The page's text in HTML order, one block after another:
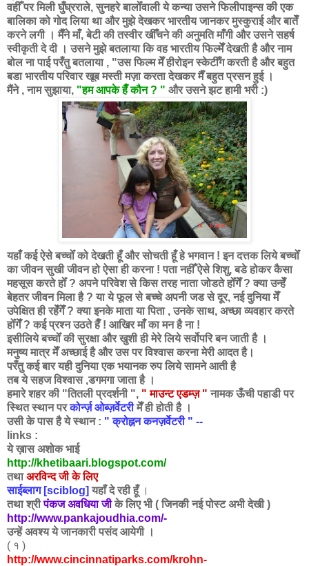
वहीँ पर मिली घुँघ्रराले, सुनहरे बालोँवाली ये कन्या उसने फिलीपाइन्स की एक
बालिका को गोद लिया था और मुझे देखकर भारतीय जानकर मुस्कुराई और बातेँ
करने लगी । मैँने माँ, बेटी की तस्वीर खीँचने की अनुमति माँगी और उसने सहर्ष
स्वीकृती दे दी । उसने मुझे बतलाया कि वह भारतीय फिल्मेँ देखती है और नाम
बोल ना पाई परँतु बतलाया , "उस फिल्म मेँ हीरोइन स्केटीँग करती है और बहुत
बडा भारतीय परिवार खूब मस्ती मज़ा करता देखकर मैँ बहुत प्रसन हुई ।
मैंने , नाम सुझाया, "हम आपके हैँ कौन ? " और उसने झट हामी भरी :)
यहाँ कई ऐसे बच्चोँ को देखती हूँ और सोचती हूँ हे भगवान ! इन दत्तक लिये बच्चोँ
का जीवन सुखी जीवन हो ऐसा ही करना ! पता नहीँ ऐसे शिशु, बडे होकर कैसा
महसूस करते होँ ? अपने परिवेश से किस तरह नाता जोडते होँगेँ ? क्या उन्हेँ
बेहतर जीवन मिला है ? या ये फूल से बच्चे अपनी जड से दूर, नई दुनिया मेँ
उपेक्षित ही रहेँगेँ ? क्या इनके माता या पिता , उनके साथ, अच्छा व्यवहार करते
होँगेँ ? कई प्रश्न उठते हैँ ! आखिर माँ का मन है ना !
इसीलिये बच्चोँ की सुरक्षा और खुशी ही मेरे लिये सर्वोपरि बन जाती है ।
मनुष्य मात्र मेँ अच्छाई है और उस पर विश्वास करना मेरी आदत है।
परँतु कई बार यही दुनिया एक भयानक रुप लिये सामने आती है
तब ये सहज विश्वास ,डगमगा जाता है ।
हमारे शहर की "तितली प्रदर्शनी ", " माउन्ट एडम्ज़ " नामक ऊँची पहाडी पर
स्थित स्थान परकोर्न्ज़ ओब्ज़र्वेटरीमेँ ही होती है ।
उसी केपास है ये स्थान : " क्रोह्नन कनज़र्वेटरी " --
links :
ये ख़ास अशोक भाई
http://khetibaari.blogspot.com/
तथाअरविन्द जी के लिए
साईब्लाग [sciblog] यहाँ दे रही हूँ।
तथा श्रीपंकज अवधिया जीके लिए भी ( जिनकी नई पोस्ट अभी देखी )
http://www.pankajoudhia.com/-
उन्हें अवश्य ये जानकारी पसंद आयेगी ।
( १ )
http://www.cincinnatiparks.com/krohn-